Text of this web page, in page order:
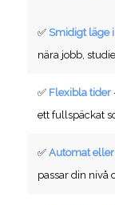
✅ Smidigt läge i
nära jobb,
✅ Flexibla tider
ett fullspäckat
✅ Automat
passar din nivå